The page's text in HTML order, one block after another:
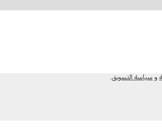
و سياسة التسويق.